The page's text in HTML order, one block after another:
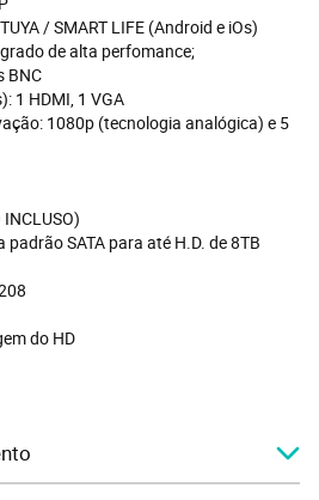
/ SMART LIFE (Android e iOs)
de alta perfomance;
BNC
1 HDMI, 1 VGA
1080p (tecnologia analógica) e 5
SATA para até H.D. de 8TB
do HD